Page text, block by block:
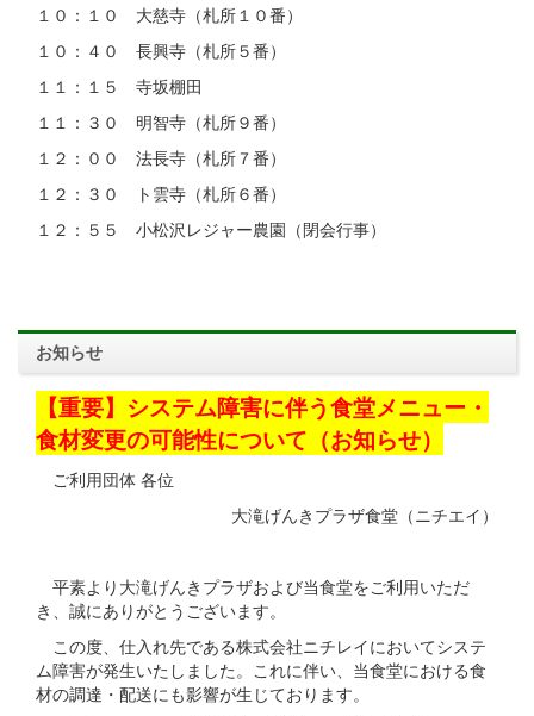
１０：１０ 大慈寺（札所１０番）
１０：４０ 長興寺（札所５番）
１１：１５ 寺坂棚田
１１：３０ 明智寺（札所９番）
１２：００ 法長寺（札所７番）
１２：３０ ト雲寺（札所６番）
１２：５５ 小松沢レジャー農園（閉会行事）
お知らせ
【重要】システム障害に伴う食堂メニュー・
食材変更の可能性について（お知らせ）
ご利用団体 各位
大滝げんきプラザ食堂（ニチエイ）
平素より大滝げんきプラザおよび当食堂をご利用いただ
き、誠にありがとうございます。
この度、仕入れ先である株式会社ニチレイにおいてシステ
ム障害が発生いたしました。これに伴い、当食堂における食
材の調達・配送にも影響が生じております。